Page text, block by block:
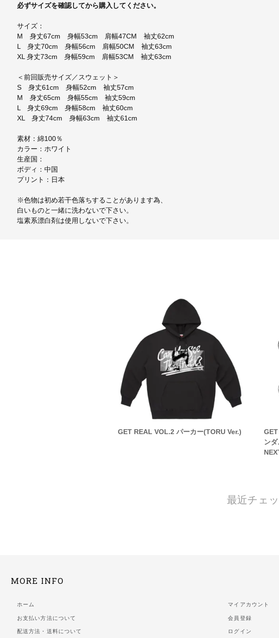
必ずサイズを確認してから購入してください。
サイズ：
M 身丈67cm 身幅53cm 肩幅47CM 袖丈62cm
L 身丈70cm 身幅56cm 肩幅50CM 袖丈63cm
XL 身丈73cm 身幅59cm 肩幅53CM 袖丈63cm
＜前回販売サイズ／スウェット＞
S 身丈61cm 身幅52cm 袖丈57cm
M 身丈65cm 身幅55cm 袖丈59cm
L 身丈69cm 身幅58cm 袖丈60cm
XL 身丈74cm 身幅63cm 袖丈61cm
素材：綿100％
カラー：ホワイト
生産国：
ボディ：中国
プリント：日本
※色物は初め若干色落ちすることがあります為、
白いものと一緒に洗わないで下さい。
塩素系漂白剤は使用しないで下さい。
GET REAL VOL.2 パーカー(TORU Ver.)
ン
最近チェ
MORE INFO
ホーム
お支払い方法について
配送方法・送料について
マイアカウント
会員登録
ログイン